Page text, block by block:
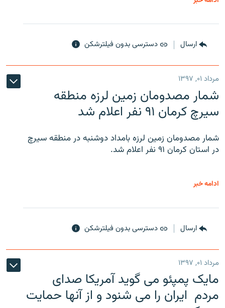
ارسال دسترسی بدون فیلترشکن
مرداد ۰۱, ۱۳۹۷
شمار مصدومان زمین لرزه منطقه
سیرچ کرمان ۹۱ نفر اعلام شد
شمار مصدومان زمین لرزه بامداد دوشنبه در منطقه سیرچ
در استان کرمان ۹۱ نفر اعلام شد.
ادامه خبر
ارسال دسترسی بدون فیلترشکن
مرداد ۰۱, ۱۳۹۷
مایک پمپئو می گوید آمریکا صدای
مردم ایران را می شنود و از آنها حمایت